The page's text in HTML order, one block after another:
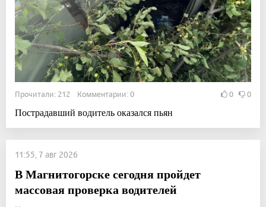
Прочитали: 212 Комментарии: 0 0 0
Пострадавший водитель оказался пьян
11:55, 7 авг 2026
В Магнитогорске сегодня пройдет
массовая проверка водителей